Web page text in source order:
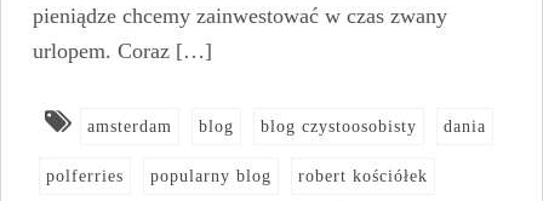
pieniądze chcemy zainwestować w czas zwany
urlopem. Coraz […]
amsterdam blog blog czystoosobisty dania
polferries popularny blog robert kościółek